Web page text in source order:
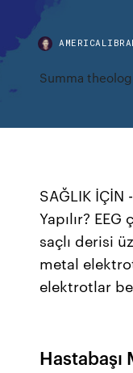
Summa
SAĞLIK İÇİN
Yapılır?
saçlı derisi
metal
elektrotlar